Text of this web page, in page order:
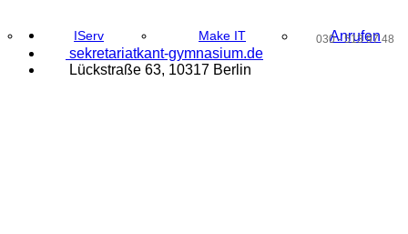
IServ Make IT Anrufen
030 - 513 97 48
sekretariat@
kant-gymnasium.de
Lückstraße 63, 10317 Berlin